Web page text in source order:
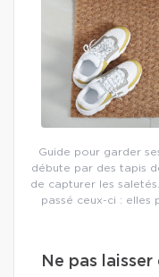
Guide pour garder
débute par des tapis
de capturer les
passé ceux-ci : elles
Ne pas